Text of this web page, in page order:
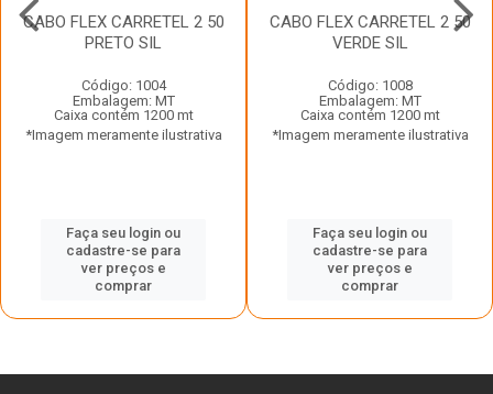
CABO FLEX CARRETEL 2 50
PRETO SIL
Código: 1004
Embalagem: MT
Caixa contém 1200 mt
*Imagem meramente ilustrativa
Faça seu login ou
cadastre-se para
ver preços e
comprar
CABO FLEX CARRETEL 2 50
VERDE SIL
Código: 1008
Embalagem: MT
Caixa contém 1200 mt
*Imagem meramente ilustrativa
Faça seu login ou
cadastre-se para
ver preços e
comprar